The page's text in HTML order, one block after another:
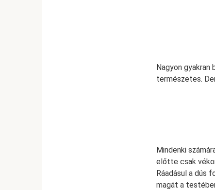
Nagyon gyakran
természetes.
Mindenki
előtte csak
Ráadásul a dús
magát a